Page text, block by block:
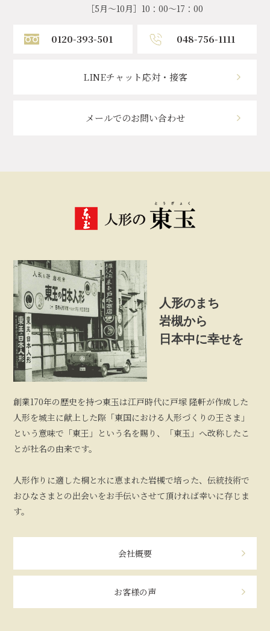
［5月～10月］10：00～17：00
0120-393-501 048-756-1111
LINEチャット応対・接客
メールでのお問い合わせ
人形のまち
岩槻から
日本中に幸せを
創業170年の歴史を持つ東玉は江戸時代に戸塚 隆軒が作成した
人形を城主に献上した際「東国における人形づくりの王さま」
という意味で「東王」という名を賜り、「東玉」へ改称したこ
とが社名の由来です。
人形作りに適した桐と水に恵まれた岩槻で培った、伝統技術で
おひなさまとの出会いをお手伝いさせて頂ければ幸いに存じま
す。
会社概要
お客様の声